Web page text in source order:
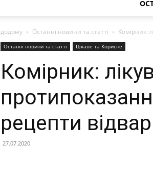
додому Останні новини та статті Комірник:
Останні новини та статті Цікаве та Корисне
Комірник:
рецепти
27.07.2020